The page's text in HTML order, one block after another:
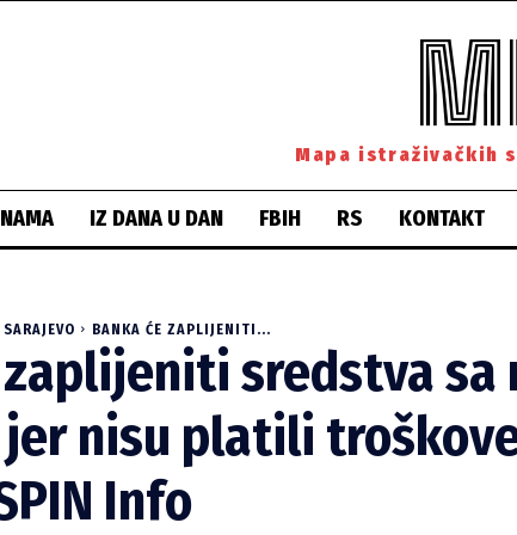
Mapa istraživačkih
IZ DANA U DAN FBIH RS KONTAKT
BANKA ĆE ZAPLIJENITI...
sredstva sa
jer nisu platili
Info